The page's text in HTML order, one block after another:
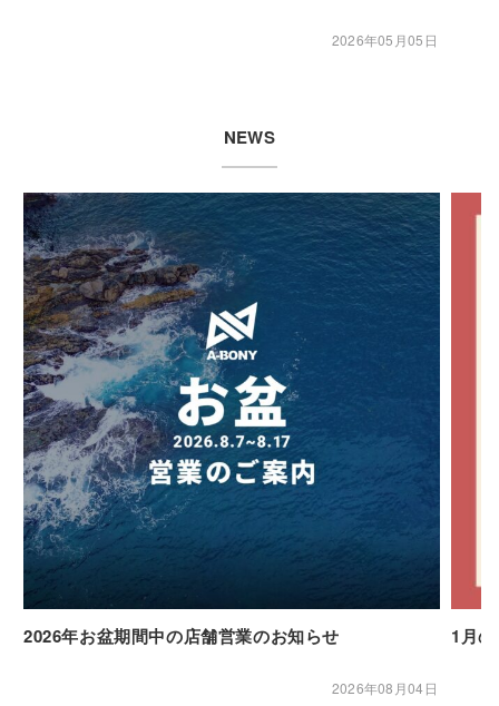
2026年05月05日
NEWS
2026年お盆期間中の店舗営業のお知らせ
2026年08月04日
1月